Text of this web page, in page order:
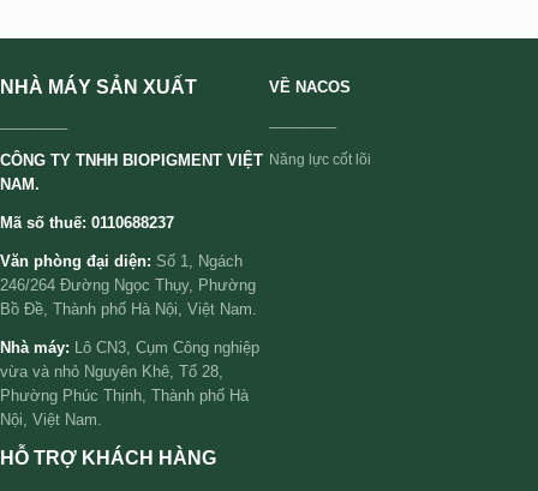
NHÀ MÁY SẢN XUẤT
CÔNG TY TNHH BIOPIGMENT VIỆT
NAM.
Mã số thuế: 0110688237
Văn phòng đại diện: Số 1, Ngách
246/264 Đường Ngọc Thụy, Phường
Bồ Đề, Thành phố Hà Nội, Việt Nam.
Nhà máy:
Lô CN3, Cụm Công nghiệp
vừa và nhỏ Nguyên Khê, Tổ 28,
Phường Phúc Thịnh, Thành phố Hà
Nội, Việt Nam.
VỀ NACOS
Năng lực cốt lõi
HỖ TRỢ KHÁCH HÀNG